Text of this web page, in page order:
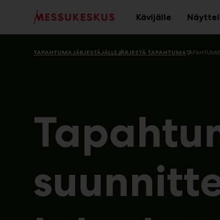
Main
Kävijälle Avaa
alavalikko
TAPAHTUMAJÄRJESTÄJÄLLEJÄRJESTÄ TAPAHTUMA